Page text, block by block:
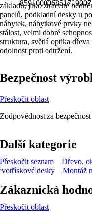
8591000068517,
základů, jako ztracené
panelů, podkladní desky u
nábytek, nábytkové prvky
stálost, velmi dobré
struktura, světlá optika
odolnost proti odtržení.
Bezpečnost
Přeskočit oblast
Zodpovědnost za
Další kategorie
Přeskočit seznam Dřevo,
desky
Montáž
Zákaznická
Přeskočit oblast